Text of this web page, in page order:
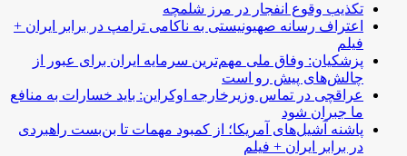
تکذیب وقوع انفجار در مرز شلمچه
اعتراف رسانه صهیونیستی به ناکامی ترامپ در برابر ایران +
فیلم
پزشکیان: وفاق ملی مهم‌ترین سرمایه ایران برای عبور از
چالش‌های پیش رو است
عراقچی در تماس وزیرخارجه اوکراین: باید خسارات به منافع
ما جبران شود
پاشنه آشیل‌های آمریکا؛ از کمبود مهمات تا بن‌بست راهبردی
در برابر ایران + فیلم